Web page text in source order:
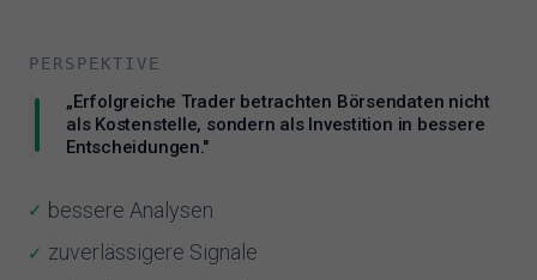
PERSPEKTIVE
„Erfolgreiche Trader betrachten Börsendaten nicht
als Kostenstelle, sondern als Investition in bessere
Entscheidungen."
bessere Analysen
zuverlässigere Signale